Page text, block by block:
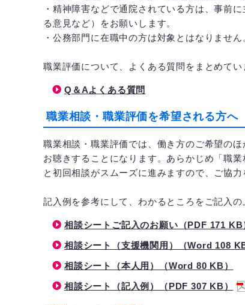
・精神障害などで通院されている方は、事前
る意見など）をお願いします。
・公務部門に在職中の方は対象とはなりません
職業評価について、よくある質問をまとめてい
Q＆Aよくある質問
職業相談・職業評価を希望される方へ
職業相談・職業評価では、働き方のご希望の
お聴きすることになります。あらかじめ「職
と初回相談がスムーズに進みますので、ご協力
記入例を参考にして、わかるところをご記入
相談シートご記入のお願い（PDF 171 KB
相談シート（支援機関用）（Word 108 KB
相談シート（本人用）（Word 80 KB）
相談シート（記入例）（PDF 307 KB）